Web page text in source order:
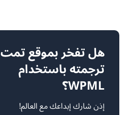
هل تفخر بموقع تمت
ترجمته باستخدام
WPML؟
إذن شارك إبداعك مع العالم!